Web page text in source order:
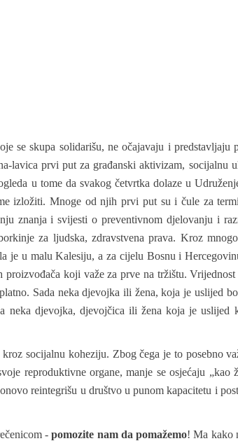
se skupa solidarišu, ne očajavaju i predstavljaju
lavica prvi put za građanski aktivizam, socijalnu
u tome da svakog četvrtka dolaze u
izložiti. Mnoge od njih prvi put su i čule za
znanja i svijesti o preventivnom djelovanju i
za ljudska, zdravstvena prava. Kroz
je u malu Kalesiju, a za cijelu Bosnu i
koji važe za prve na tržištu.
Sada neka djevojka ili žena, koja je uslijed
djevojka, djevojčica ili žena koja je uslijed
socijalnu koheziju. Zbog čega je to posebno
reproduktivne organe, manje se osjećaju „kao
reintegrišu u društvo u punom kapacitetu i
-pomozite nam da pomažemo! Ma kako